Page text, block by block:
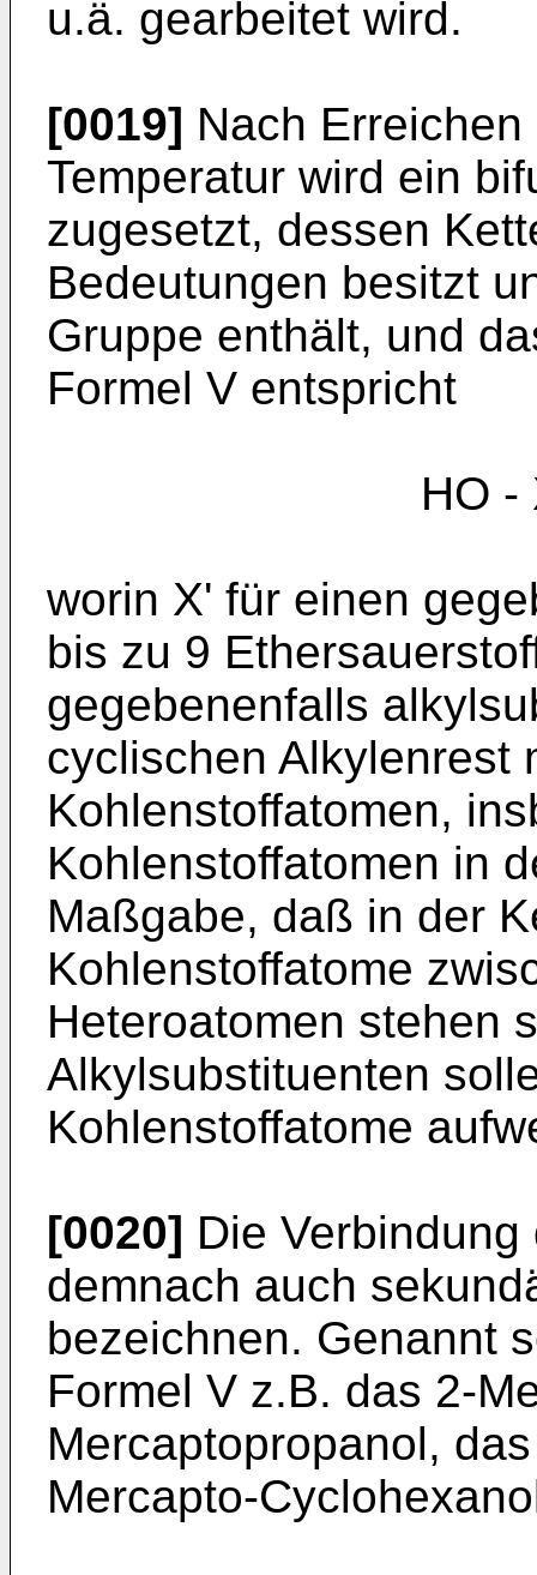
u.ä. gearbeitet wird.
[0019] Nach
Temperatur wird ein
zugesetzt, dessen
Bedeutungen besitzt
Gruppe enthält, und
Formel V entspricht
HO - X'
worin X' für einen
bis zu 9
gegebenenfalls
cyclischen Alkylenrest
Kohlenstoffatomen,
Kohlenstoffatomen in
Maßgabe, daß in der
Kohlenstoffatome
Heteroatomen stehen
Alkylsubstituenten
Kohlenstoffatome
[0020] Die
demnach auch
bezeichnen. Genannt
Formel V z.B. das 2-
Mercaptopropanol,
Mercapto-